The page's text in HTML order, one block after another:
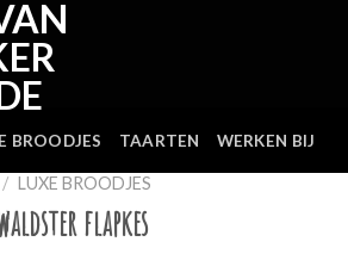
BROODJES TAARTEN WERKEN BIJ
/ LUXE BROODJES
flapkes